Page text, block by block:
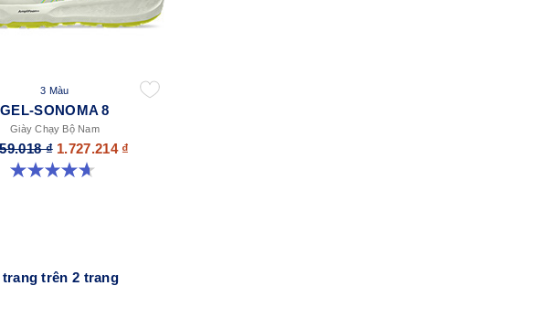
3 Màu
GEL-SONOMA 8
Giày Chạy Bộ Nam
₫ 1.727.214 ₫
4.7 trong số 5 sao. 208 đánh giá
trang trên 2 trang